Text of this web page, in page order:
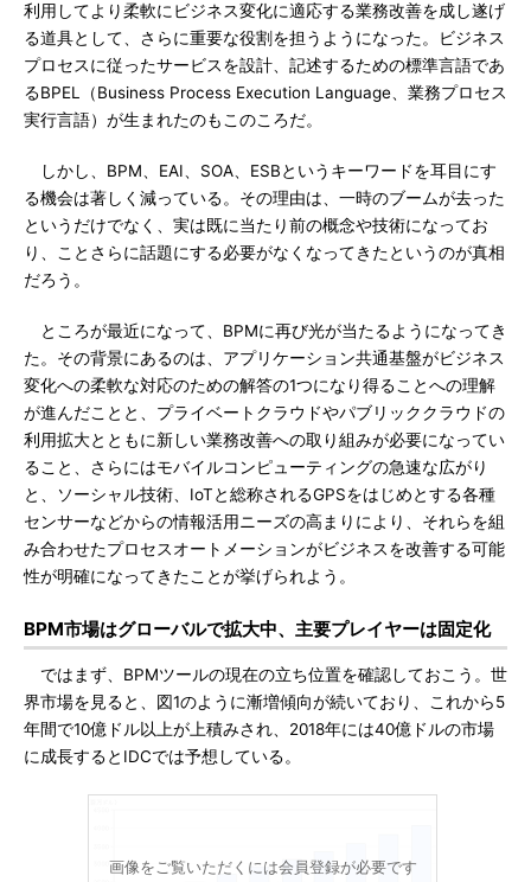
利用してより柔軟にビジネス変化に適応する業務改善を成し遂げ
る道具として、さらに重要な役割を担うようになった。ビジネス
プロセスに従ったサービスを設計、記述するための標準言語であ
るBPEL（Business Process Execution Language、業務プロセス
実行言語）が生まれたのもこのころだ。
しかし、BPM、EAI、SOA、ESBというキーワードを耳目にす
る機会は著しく減っている。その理由は、一時のブームが去った
というだけでなく、実は既に当たり前の概念や技術になってお
り、ことさらに話題にする必要がなくなってきたというのが真相
だろう。
ところが最近になって、BPMに再び光が当たるようになってき
た。その背景にあるのは、アプリケーション共通基盤がビジネス
変化への柔軟な対応のための解答の1つになり得ることへの理解
が進んだことと、プライベートクラウドやパブリッククラウドの
利用拡大とともに新しい業務改善への取り組みが必要になってい
ること、さらにはモバイルコンピューティングの急速な広がり
と、ソーシャル技術、IoTと総称されるGPSをはじめとする各種
センサーなどからの情報活用ニーズの高まりにより、それらを組
み合わせたプロセスオートメーションがビジネスを改善する可能
性が明確になってきたことが挙げられよう。
BPM市場はグローバルで拡大中、主要プレイヤーは固定化
ではまず、BPMツールの現在の立ち位置を確認しておこう。世
界市場を見ると、図1のように漸増傾向が続いており、これから5
年間で10億ドル以上が上積みされ、2018年には40億ドルの市場
に成長するとIDCでは予想している。
画像をご覧いただくには会員登録が必要です